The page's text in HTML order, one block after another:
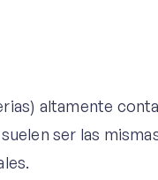
altamente
ser las